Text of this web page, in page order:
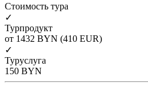
Cтоимость тура
✓
Турпродукт
от 1432 BYN (410 EUR)
✓
Туруслуга
150 BYN